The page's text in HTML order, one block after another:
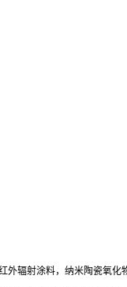
外辐射涂料，纳米陶瓷氧